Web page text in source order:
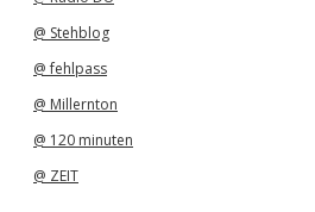
@ Stehblog
@ fehlpass
@ Millernton
@ 120 minuten
@ ZEIT